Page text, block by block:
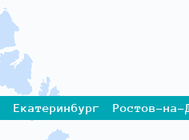
Екатеринбург Ростов-на-